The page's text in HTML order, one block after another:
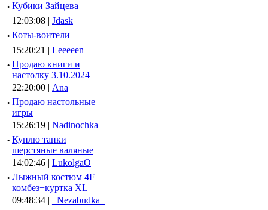
· Кубики Зайцева
12:03:08 | Jdask
· Коты-воители
15:20:21 | Leeeeen
· Продаю книги и
настолку 3.10.2024
22:20:00 | Ana
· Продаю настольные
игры
15:26:19 | Nadinochka
· Куплю тапки
шерстяные валяные
14:02:46 | LukolgaO
· Лыжный костюм 4F
комбез+куртка XL
09:48:34 |
_Nezabudka_